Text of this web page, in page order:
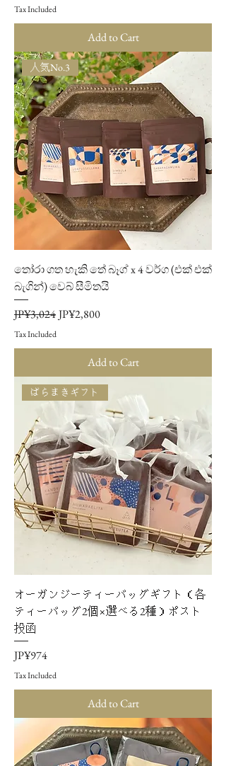
Tax Included
Add to Cart
人気No.3
තෝරා ගත හැකි තේ බෑග් x 4 වර්ග (එක් එක්
බැගින්) වෙබ් සීමිතයි
Regular Price
JP¥3,024Sale Price
JP¥2,800
Tax Included
Add to Cart
ばらまきギフト
オーガンジーティーバッグギフト（各
ティーバッグ2個×選べる2種）ポスト
投函
Price
JP¥974
Tax Included
Add to Cart